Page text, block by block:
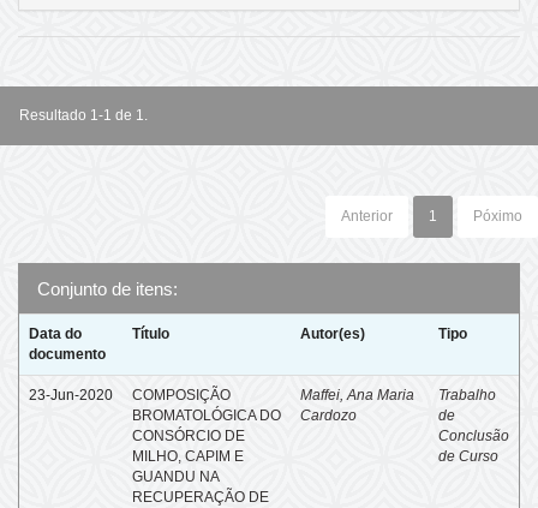
Resultado 1-1 de 1.
Anterior 1 Póximo
Conjunto de itens:
Data do
documento
Título Autor(es) Tipo
23-Jun-2020
COMPOSIÇÃO
BROMATOLÓGICA DO
CONSÓRCIO DE
MILHO, CAPIM E
GUANDU NA
RECUPERAÇÃO DE
Maffei, Ana Maria
Cardozo
Trabalho
de
Conclusão
de Curso